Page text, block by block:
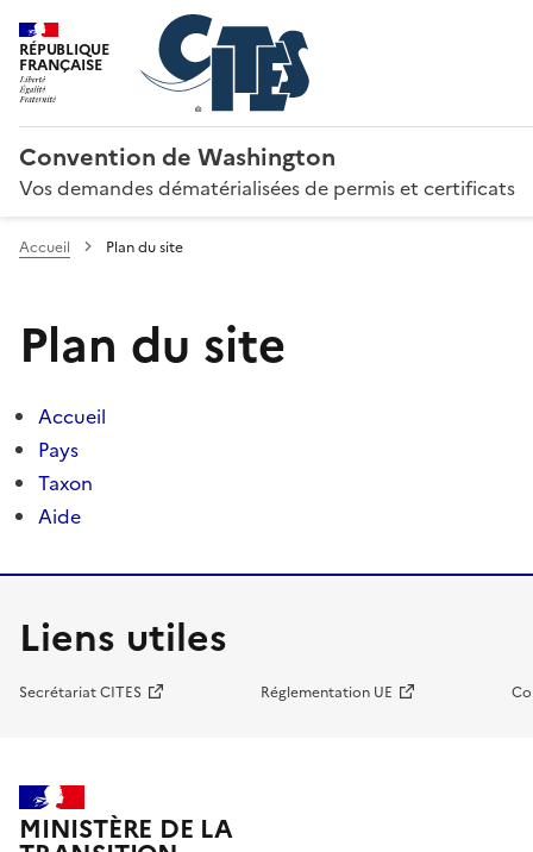
RÉPUBLIQUE
FRANÇAISE
Convention de Washington
Vos demandes dématérialisées de permis et certificats
Accueil Plan du site
Plan du site
Accueil
Pays
Taxon
Aide
Liens utiles
Secrétariat CITES Réglementation UE
MINISTÈRE DE LA